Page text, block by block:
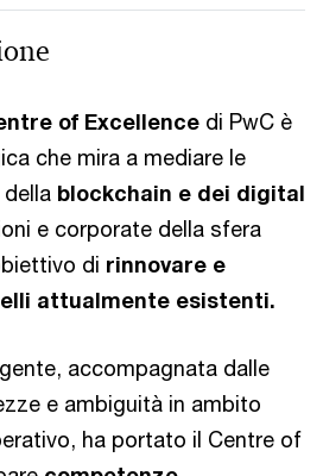
of Excellence di PwC è
che mira a mediare le
blockchain e dei digital
e corporate della sfera
di rinnovare e
attualmente esistenti.
accompagnata dalle
e ambiguità in ambito
ha portato il Centre of